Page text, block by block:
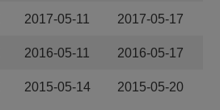
2017-05-11 2017-05-17
2016-05-11 2016-05-17
2015-05-14 2015-05-20